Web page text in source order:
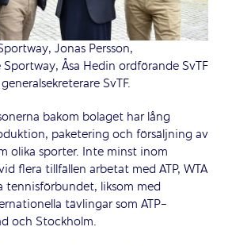
Jonas Persson,
Åsa Hedin ordförande SvTF
SvTF.
bakom bolaget har lång
paketering och försäljning av
olika sporter. Inte minst inom
flera tillfällen arbetat med ATP, WTA
tennisförbundet, liksom med
tävlingar som ATP-
och Stockholm.